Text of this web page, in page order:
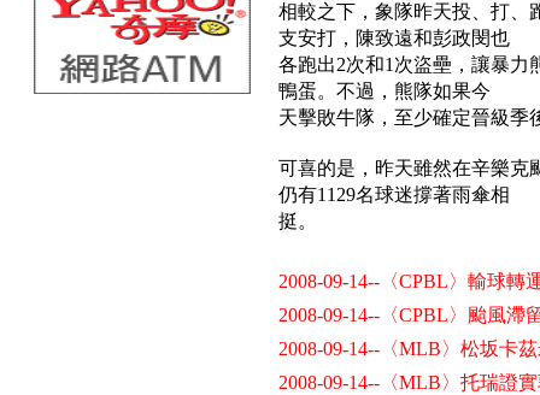
相較之下，象隊昨天投、打、
支安打，陳致遠和彭政閔也
各跑出2次和1次盜壘，讓暴力
鴨蛋。不過，熊隊如果今
天擊敗牛隊，至少確定晉級季
可喜的是，昨天雖然在辛樂克
仍有1129名球迷撐著雨傘相
挺。
2008-09-14--〈CPBL〉輸球轉
2008-09-14--〈CPBL〉颱風滯
2008-09-14--〈MLB〉松坂卡
2008-09-14--〈MLB〉托瑞證